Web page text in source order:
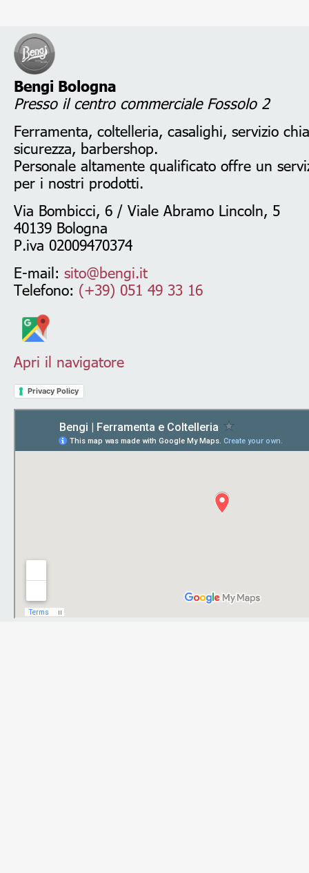
Bengi Bologna
Presso il centro commerciale Fossolo 2
Ferramenta, coltelleria, casalighi, servizio
sicurezza, barbershop.
Personale altamente qualificato offre un
per i nostri prodotti.
Via Bombicci, 6 / Viale Abramo Lincoln, 5
40139 Bologna
P.iva 02009470374
E-mail: sito@bengi.it
Telefono: (+39) 051 49 33 16
Apri il navigatore
Privacy Policy